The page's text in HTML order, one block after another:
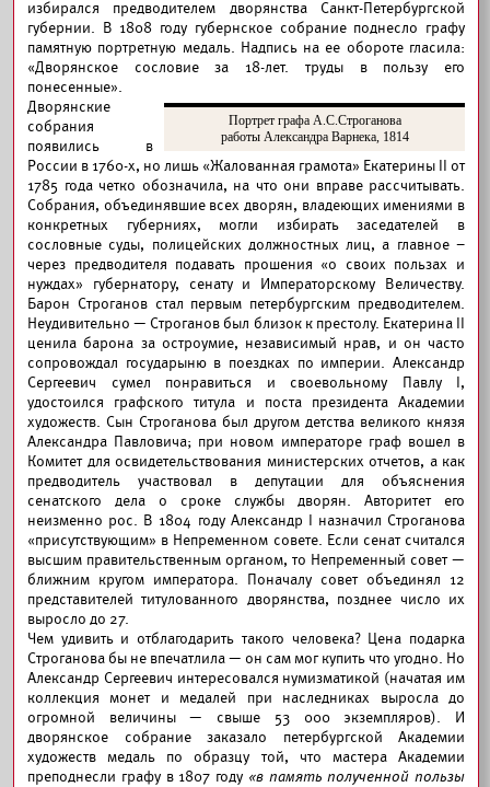
избирался предводителем дворянства Санкт-Петербургской
губернии. В 1808 году губернское собрание поднесло графу
памятную портретную медаль. Надпись на ее обороте гласила:
«Дворянское сословие за 18-лет. труды в пользу его
понесенные».
Портрет графа А.С.Строганова
работы Александра Варнека, 1814
Дворянские
собрания
появились в
России в 1760-х, но лишь «Жалованная грамота» Екатерины II от
1785 года четко обозначила, на что они вправе рассчитывать.
Собрания, объединявшие всех дворян, владеющих имениями в
конкретных губерниях, могли избирать заседателей в
сословные суды, полицейских должностных лиц, а главное –
через предводителя подавать прошения «о своих пользах и
нуждах» губернатору, сенату и Императорскому Величеству.
Барон Строганов стал первым петербургским предводителем.
Неудивительно — Строганов был близок к престолу. Екатерина II
ценила барона за остроумие, независимый нрав, и он часто
сопровождал государыню в поездках по империи. Александр
Сергеевич сумел понравиться и своевольному Павлу I,
удостоился графского титула и поста президента Академии
художеств. Сын Строганова был другом детства великого князя
Александра Павловича; при новом императоре граф вошел в
Комитет для освидетельствования министерских отчетов, а как
предводитель участвовал в депутации для объяснения
сенатского дела о сроке службы дворян. Авторитет его
неизменно рос. В 1804 году Александр I назначил Строганова
«присутствующим» в Непременном совете. Если сенат считался
высшим правительственным органом, то Непременный совет —
ближним кругом императора. Поначалу совет объединял 12
представителей титулованного дворянства, позднее число их
выросло до 27.
Чем удивить и отблагодарить такого человека? Цена подарка
Строганова бы не впечатлила — он сам мог купить что угодно. Но
Александр Сергеевич интересовался нумизматикой (начатая им
коллекция монет и медалей при наследниках выросла до
огромной величины — свыше 53 000 экземпляров). И
дворянское собрание заказало петербургской Академии
художеств медаль по образцу той, что мастера Академии
преподнесли графу в 1807 году «в память полученной пользы